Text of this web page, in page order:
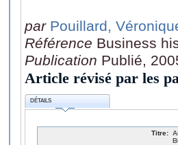
par Pouillard,
Référence Business
Publication Publié,
Article révisé par les
DÉTAILS
Titre: